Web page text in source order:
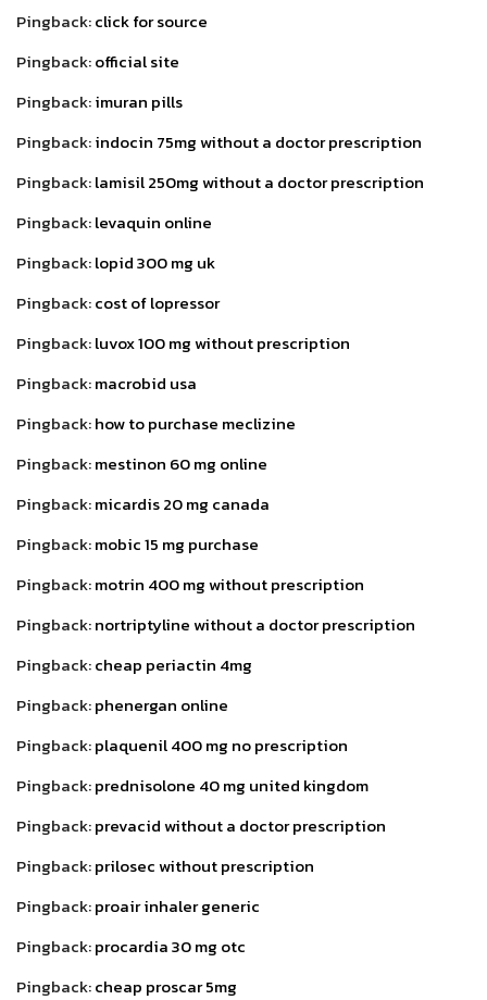
Pingback:click for source
Pingback:official site
Pingback:imuran pills
Pingback:indocin 75mg without a doctor prescription
Pingback:lamisil 250mg without a doctor prescription
Pingback:levaquin online
Pingback:lopid 300 mg uk
Pingback:cost of lopressor
Pingback:luvox 100 mg without prescription
Pingback:macrobid usa
Pingback:how to purchase meclizine
Pingback:mestinon 60 mg online
Pingback:micardis 20 mg canada
Pingback:mobic 15 mg purchase
Pingback:motrin 400 mg without prescription
Pingback:nortriptyline without a doctor prescription
Pingback:cheap periactin 4mg
Pingback:phenergan online
Pingback:plaquenil 400 mg no prescription
Pingback:prednisolone 40 mg united kingdom
Pingback:prevacid without a doctor prescription
Pingback:prilosec without prescription
Pingback:proair inhaler generic
Pingback:procardia 30 mg otc
Pingback:cheap proscar 5mg